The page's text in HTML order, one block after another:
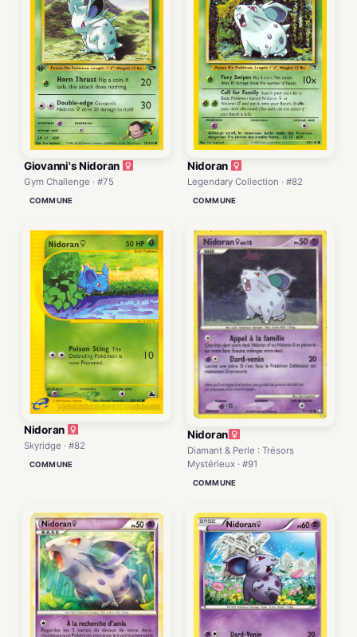
Giovanni's Nidoran
Gym Challenge · #75
COMMUNE
Nidoran
Legendary Collection · #82
COMMUNE
Nidoran
Skyridge · #82
COMMUNE
Nidoran
Diamant & Perle : Trésors
Mystérieux · #91
COMMUNE